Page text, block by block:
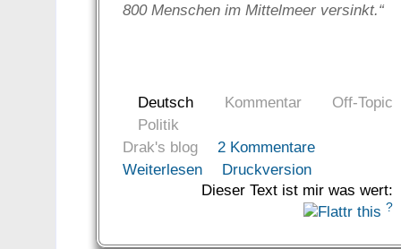
800 Menschen im Mittelmeer versinkt.“
Deutsch Kommentar
Off-Topic
Politik
Drak's blog
2 Kommentare
Weiterlesen
Druckversion
Dieser Text ist mir was wert:
?